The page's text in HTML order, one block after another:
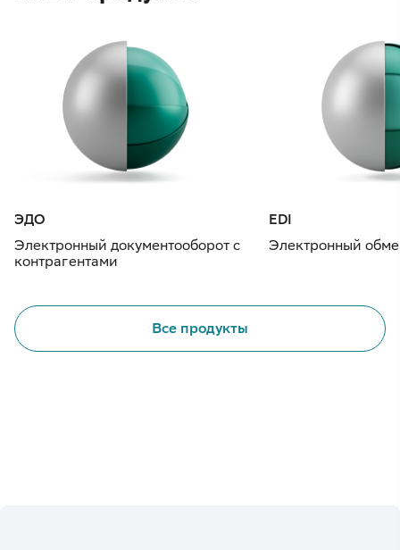
ЭДО
Электронный документооборот с
контрагентами
EDI
Электронный
Все продукты